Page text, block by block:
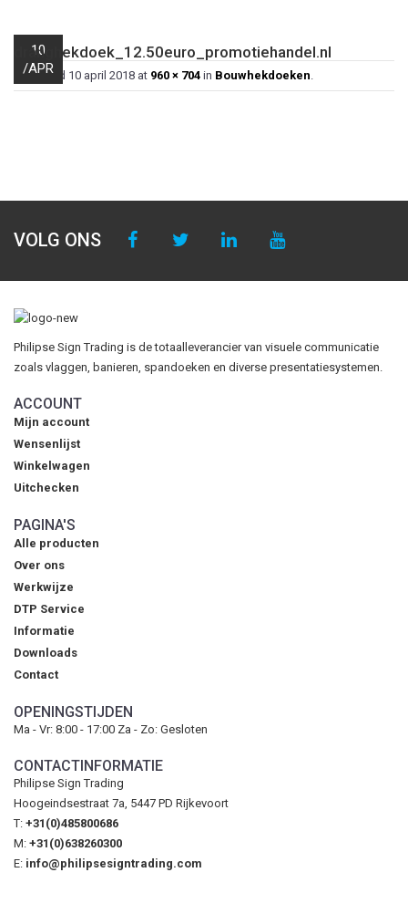
10
/APR
dranghekdoek_12.50euro_promotiehandel.nl
Published 10 april 2018 at 960 × 704 in Bouwhekdoeken
VOLG ONS
Philipse Sign Trading is de totaalleverancier van visuele communicatie
zoals vlaggen, banieren, spandoeken en diverse presentatiesystemen.
ACCOUNT
Mijn account
Wensenlijst
Winkelwagen
Uitchecken
PAGINA'S
Alle producten
Over ons
Werkwijze
DTP Service
Informatie
Downloads
Contact
OPENINGSTIJDEN
Ma - Vr: 8:00 - 17:00 Za - Zo: Gesloten
CONTACTINFORMATIE
Philipse Sign Trading
Hoogeindsestraat 7a, 5447 PD Rijkevoort
T: +31(0)485800686
M: +31(0)638260300
E: info@philipsesigntrading.com